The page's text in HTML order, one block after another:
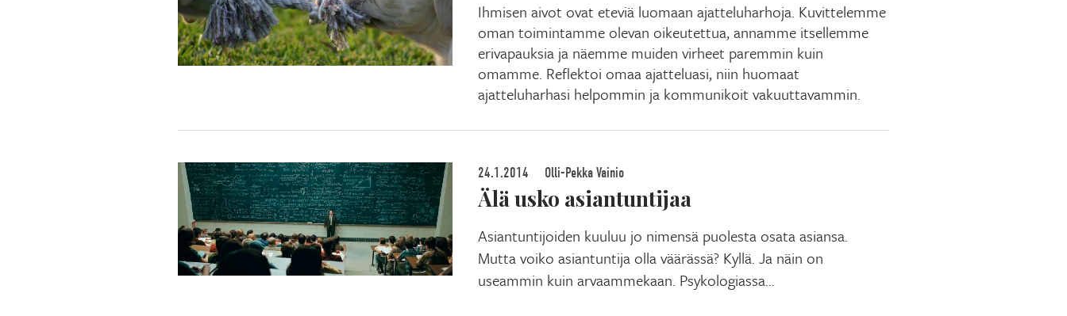
Ihmisen aivot ovat eteviä luomaan ajatteluharhoja. Kuvittelemme
oman toimintamme olevan oikeutettua, annamme itsellemme
erivapauksia ja näemme muiden virheet paremmin kuin
omamme. Reflektoi omaa ajatteluasi, niin huomaat
ajatteluharhasi helpommin ja kommunikoit vakuuttavammin.
24.1.2014 Olli-Pekka Vainio
Älä usko asiantuntijaa
Asiantuntijoiden kuuluu jo nimensä puolesta osata asiansa.
Mutta voiko asiantuntija olla väärässä? Kyllä. Ja näin on
useammin kuin arvaammekaan. Psykologiassa…